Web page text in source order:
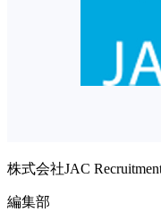
株式会社JAC
編集部